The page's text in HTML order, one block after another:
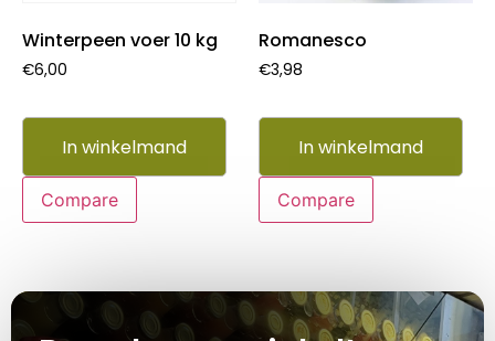
Winterpeen voer 10 kg
€6,00
In winkelmand
Compare
Romanesco
€3,98
In winkelmand
Compare